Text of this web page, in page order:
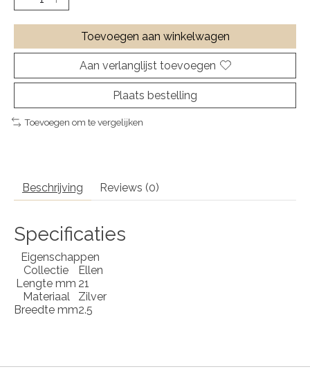
Toevoegen aan winkelwagen
Aan verlanglijst toevoegen
Plaats bestelling
Toevoegen om te vergelijken
Beschrijving Reviews (0)
Specificaties
Eigenschappen
Collectie
Ellen
Lengte mm 21
Materiaal
Zilver
Breedte mm2.5